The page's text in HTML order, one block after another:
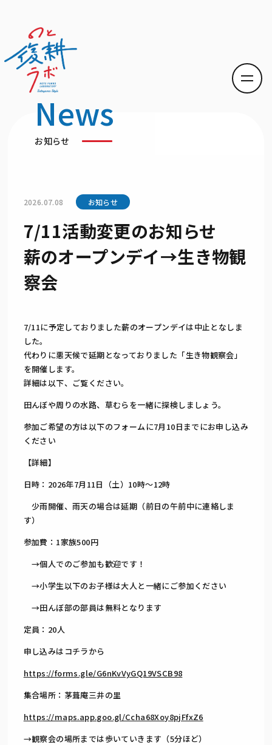
News
お知らせ
2026.07.08 お知らせ
7/11活動変更のお知らせ
薪のオープンデイ→生き物観
察会
7/11に予定しておりました薪のオープンデイは中止となしま
した。
代わりに悪天候で延期となっておりました「生き物観察会」
を開催します。
詳細は以下、ご覧ください。
田んぼや周りの水路、草むらを一緒に探検しましょう。
参加ご希望の方は以下のフォームに7月10日までにお申し込み
ください
【詳細】
日時：2026年7月11日（土）10時～12時
少雨開催、雨天の場合は延期（前日の午前中に連絡しま
す）
参加費：1家族500円
→個人でのご参加も歓迎です！
→小学生以下のお子様は大人と一緒にご参加ください
→田んぼ部の部員は無料となります
定員：20人
申し込みはコチラから
https://forms.gle/G6nKvVyGQ19VSCB98
集合場所：茅葺庵三井の里
https://maps.app.goo.gl/Ccha68Xoy8pjFfxZ6
→観察会の場所までは歩いていきます（5分ほど）